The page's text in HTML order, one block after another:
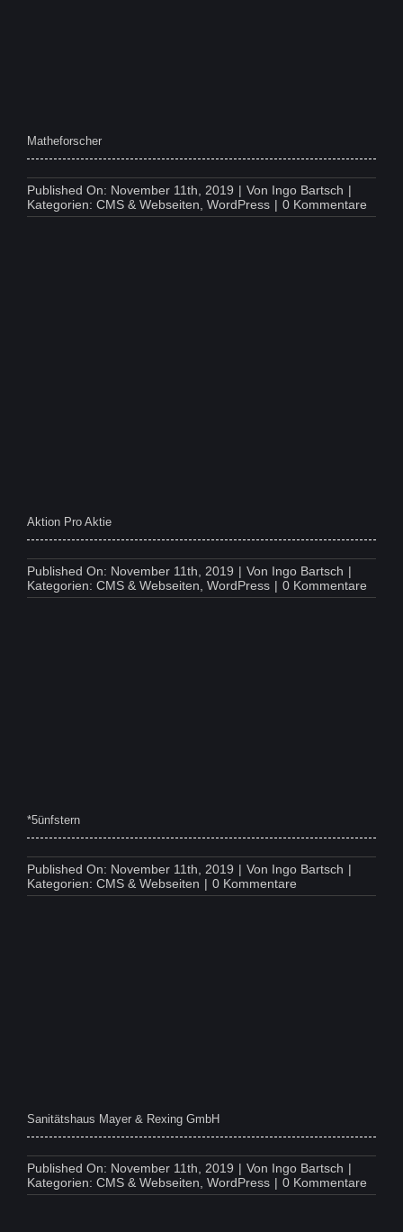
Matheforscher
Published On: November 11th, 2019 | Von Ingo Bartsch |
Kategorien: CMS & Webseiten WordPress | 0 Kommentareon
Aktion Pro Aktie
Published On: November 11th, 2019 | Von Ingo Bartsch |
Kategorien: CMS & Webseiten, WordPress | 0 Kommentareon
Aktion
*5ünfstern
Published On: November 11th, 2019 | Von Ingo Bartsch |
Kategorien: CMS & Webseiten | 0 Kommentareon
*5ünfstern
Sanitätshaus Mayer & Rexing GmbH
Published On: November 11th, 2019 | Von Ingo Bartsch |
Kategorien: CMS & Webseiten WordPress | 0 Kommentareon